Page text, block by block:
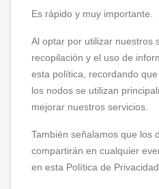
Es rápido y muy importante.
Al optar por utilizar nuestros
recopilación y el uso de
esta política, recordando
los nodos se utilizan
mejorar nuestros servicios.
También señalamos que los
compartirán en cualquier
en esta Política de Privacidad.